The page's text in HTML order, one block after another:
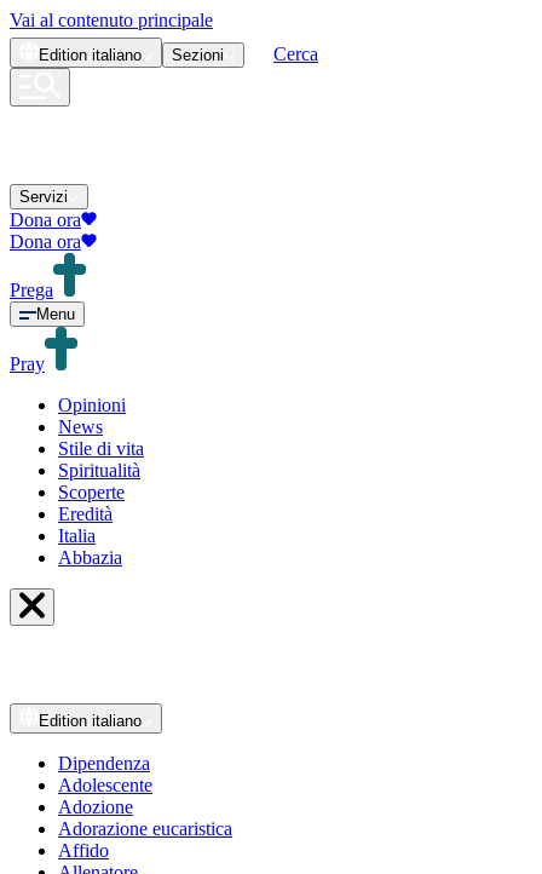
Vai al contenuto principale
Edition italiano Sezioni Cerca
Servizi
Dona ora
Dona ora
Prega
Menu
Pray
Opinioni
News
Stile di vita
Spiritualità
Scoperte
Eredità
Italia
Abbazia
Edition italiano
Dipendenza
Adolescente
Adozione
Adorazione eucaristica
Affido